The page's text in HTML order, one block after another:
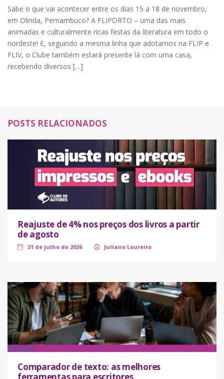
Sabe o que vai acontecer entre os dias 15 a 18 de novembro,
em Olinda, Pernambuco? A FLIPORTO – uma das mais
animadas e culturalmente ricas festas da literatura em todo o
nordeste! E, seguindo a mesma linha que adotamos na FLIP e
FLIV, o Clube também estará presente lá com uma casa,
recebendo diversos […]
POSTS RELACIONADOS
Reajuste de 4% nos preços dos livros a partir
de agosto
31 de julho de 2026 Juliano Loureiro
Comparador de texto: as melhores